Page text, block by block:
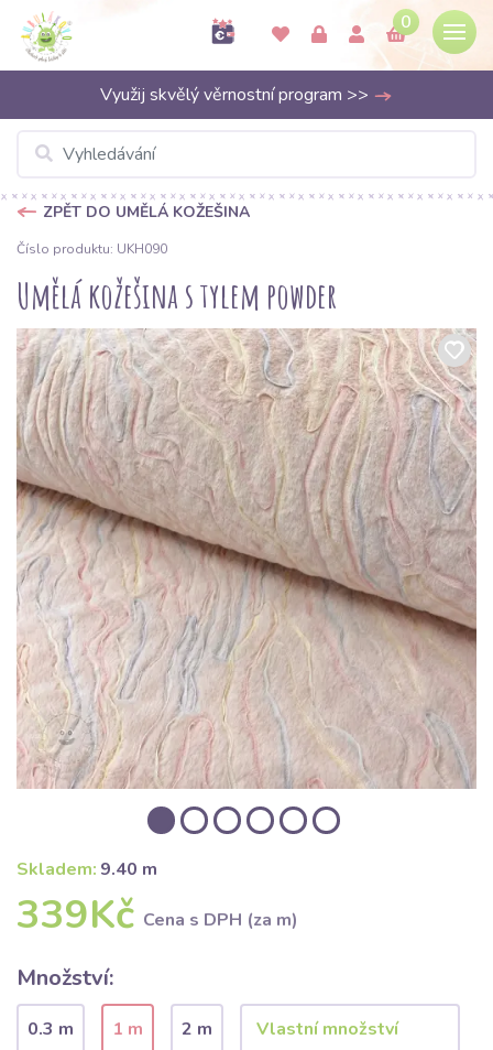
0
Využij skvělý věrnostní program >>
ZPĚT DO UMĚLÁ KOŽEŠINA
Číslo produktu: UKH090
Umělá kožešina s tylem powder
Skladem: 9.40 m
339Kč Cena s DPH (za m)
Množství:
0.3 m 1 m
2 m